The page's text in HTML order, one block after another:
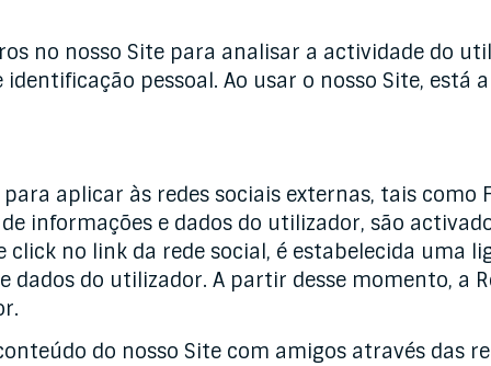
no nosso Site para analisar a actividade do
pessoal. Ao usar o nosso Site, está
aplicar às redes sociais externas, tais como
informações e dados do utilizador, são
click no link da rede social, é estabelecida uma
do utilizador. A partir desse momento, a
do nosso Site com amigos através das